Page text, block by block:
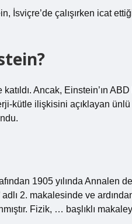
İsviçre’de çalışırken icat
Ancak, Einstein’ın
kütle ilişkisini açıklayan
1905 yılında Annalen
2. makalesinde ve
Fizik, … başlıklı